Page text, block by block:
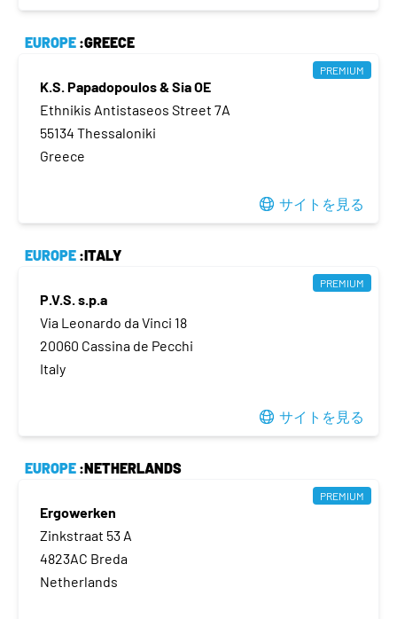
EUROPE :GREECE
PREMIUM
K.S. Papadopoulos & Sia OE
Ethnikis Antistaseos Street 7A
55134 Thessaloniki
Greece
サイトを見る
EUROPE :ITALY
PREMIUM
P.V.S. s.p.a
Via Leonardo da Vinci 18
20060 Cassina de Pecchi
Italy
サイトを見る
EUROPE :NETHERLANDS
PREMIUM
Ergowerken
Zinkstraat 53 A
4823AC Breda
Netherlands